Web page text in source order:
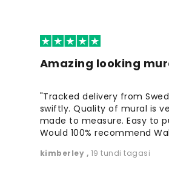
Amazing looking
"Tracked delivery from
swiftly. Quality of mural is
made to measure. Easy to
Would 100% recommend
kimberley , 19 tundi tagasi